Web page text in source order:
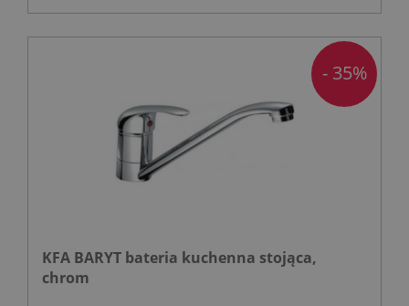
KFA BARYT bateria kuchenna stojąca,
chrom
- 35%